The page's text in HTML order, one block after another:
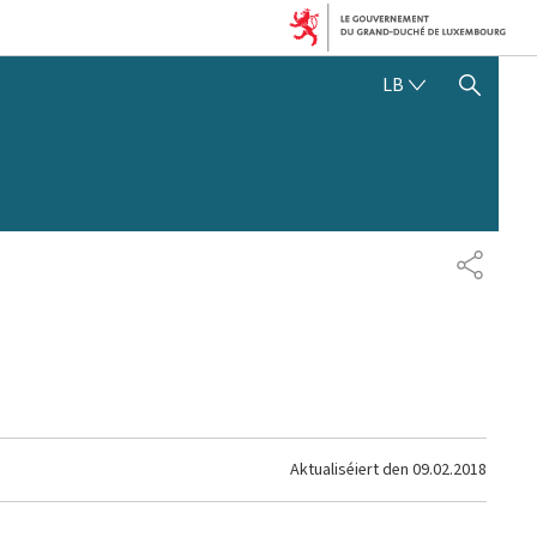
LB SHOW HIDE SEARCH
Aktualiséiert den 09.02.2018